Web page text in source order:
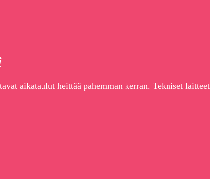
aikataulut heittää pahemman kerran. Tekniset laitteet